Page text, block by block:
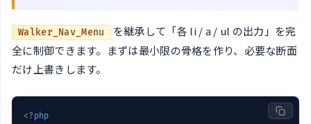
Walker_Nav_Menu
を継承して「各 li / a / ul の出力」を完
全に制御できます。まずは最小限の骨格を作り、必要な断面
だけ上書きします。
<?php